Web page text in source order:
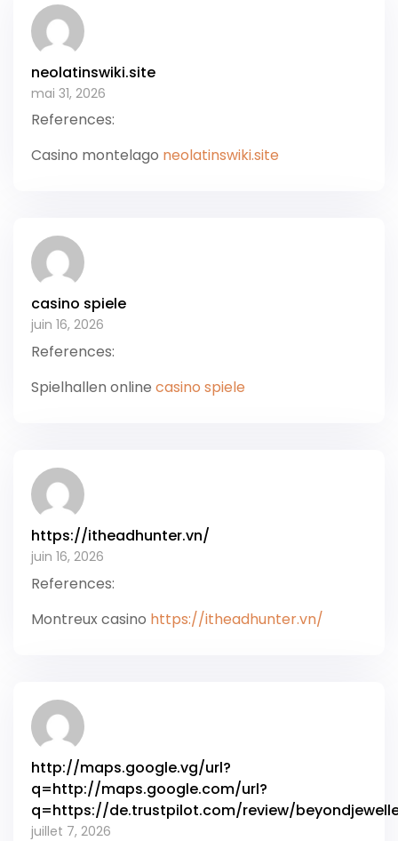
neolatinswiki.site
mai 31, 2026
References:
Casino montelago neolatinswiki.site
casino spiele
juin 16, 2026
References:
Spielhallen online casino spiele
https://itheadhunter.vn/
juin 16, 2026
References:
Montreux casino https://itheadhunter.vn/
http://maps.google.vg/url?
q=http://maps.google.com/url?
q=https://de.trustpilot.com/review/
juillet 7, 2026